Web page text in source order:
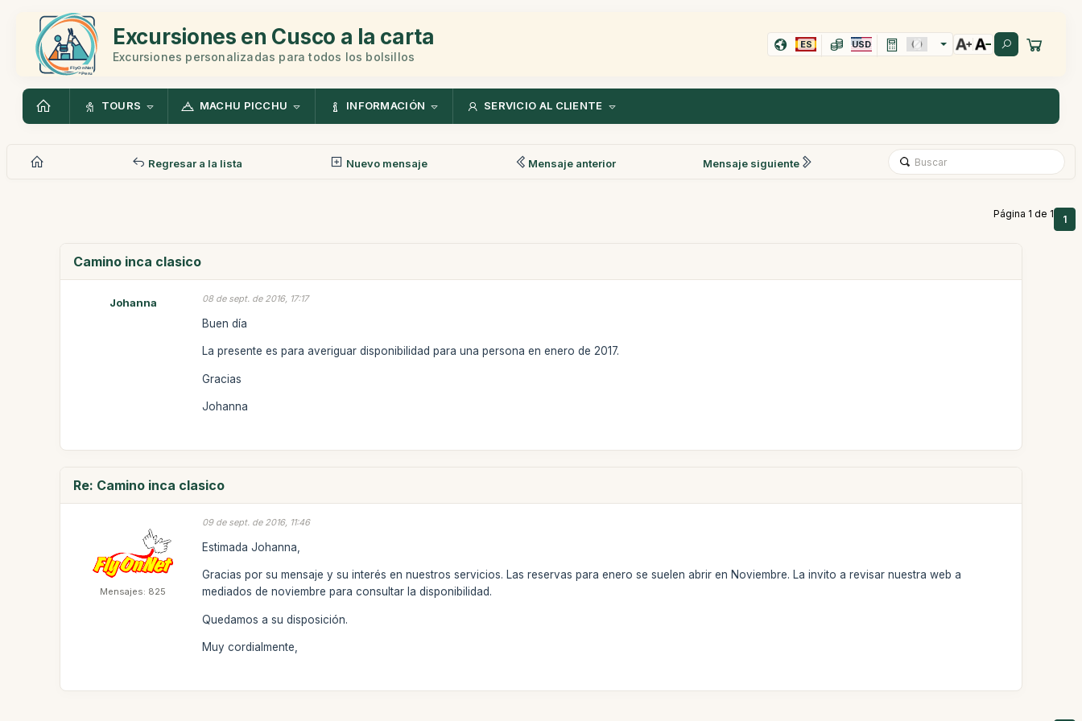
Excursiones en Cusco a la carta
Excursiones personalizadas para todos los bolsillos
ES USD
TOURS MACHU PICCHU INFORMACIÓN SERVICIO AL CLIENTE
Regresar a la lista Nuevo mensaje Mensaje anterior Mensaje siguiente
Página 1 de 1 1
Camino inca clasico
Johanna 08 de sept. de 2016, 17:17
Buen día
La presente es para averiguar disponibilidad para una persona en enero de 2017.
Gracias
Johanna
Re: Camino inca clasico
Mensajes: 825
09 de sept. de 2016, 11:46
Estimada Johanna,
Gracias por su mensaje y su interés en nuestros servicios. Las reservas para enero se suelen abrir en Noviembre. La invito a revisar nuestra web a
mediados de noviembre para consultar la disponibilidad.
Quedamos a su disposición.
Muy cordialmente,